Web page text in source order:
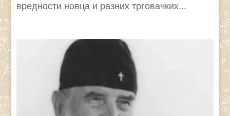
вредности новца и разних трговачких...